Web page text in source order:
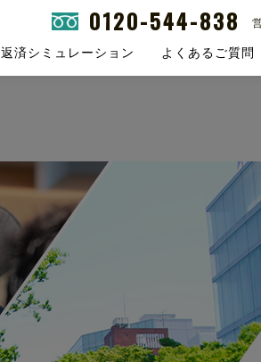
0120-544-838
返済シミュレーション よくあるご質問